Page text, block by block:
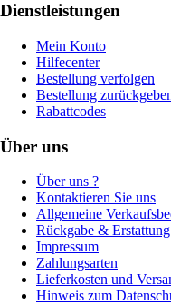
Dienstleistungen
Mein Konto
Hilfecenter
Bestellung verfolgen
Bestellung
Rabattcodes
Über uns
Über uns ?
Kontaktieren Sie uns
Allgemeine
Rückgabe & Erstattung
Impressum
Zahlungsarten
Lieferkosten und
Hinweis zum